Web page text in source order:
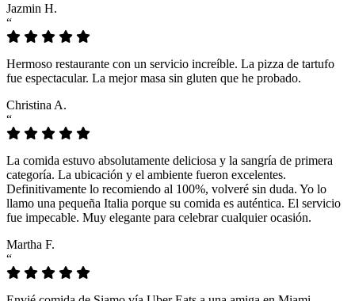
Jazmin H.
“
Hermoso restaurante con un servicio increíble. La pizza de tartufo
fue espectacular. La mejor masa sin gluten que he probado.
Christina A.
“
La comida estuvo absolutamente deliciosa y la sangría de primera
categoría. La ubicación y el ambiente fueron excelentes.
Definitivamente lo recomiendo al 100%, volveré sin duda. Yo lo
llamo una pequeña Italia porque su comida es auténtica. El servicio
fue impecable. Muy elegante para celebrar cualquier ocasión.
Martha F.
“